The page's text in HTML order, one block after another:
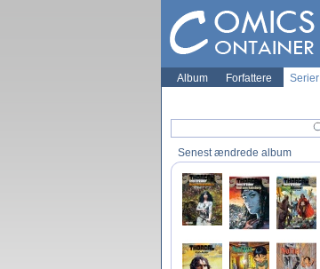
Album Forfattere Serier
Senest ændrede album